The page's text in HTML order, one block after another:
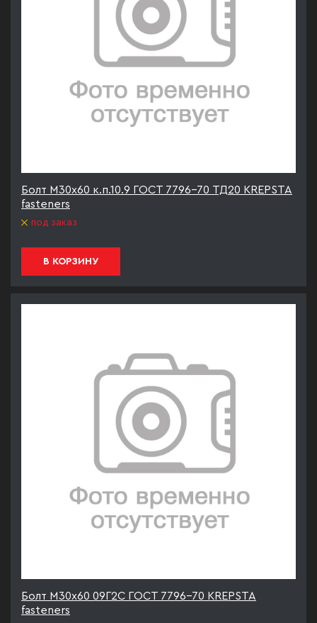
Болт М30х60 к.п.10.9 ГОСТ 7796-70 ТД20 KREPSTA
fasteners
под заказ
В КОРЗИНУ
Болт М30х60 09Г2С ГОСТ 7796-70 KREPSTA
fasteners